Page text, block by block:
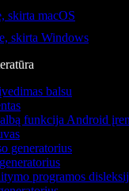
skirta macOS
skirta Windows
balsu
funkcija Android
generatorius
programos